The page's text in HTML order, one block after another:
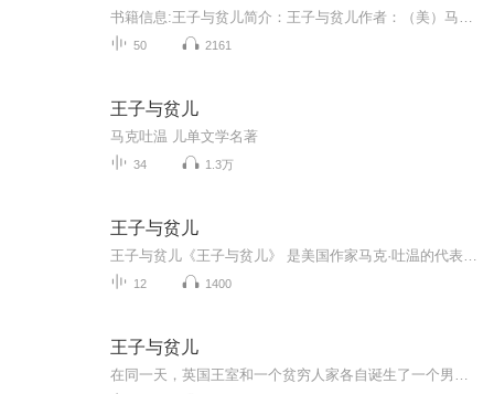
50 2161
王子与贫儿
马克吐温 儿单文学名著
34 1.3万
王子与贫儿
12 1400
王子与贫儿